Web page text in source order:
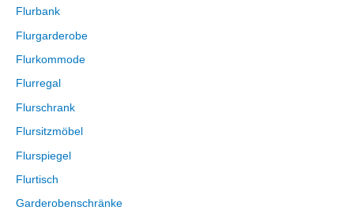
Flurbank
Flurgarderobe
Flurkommode
Flurregal
Flurschrank
Flursitzmöbel
Flurspiegel
Flurtisch
Garderobenschränke